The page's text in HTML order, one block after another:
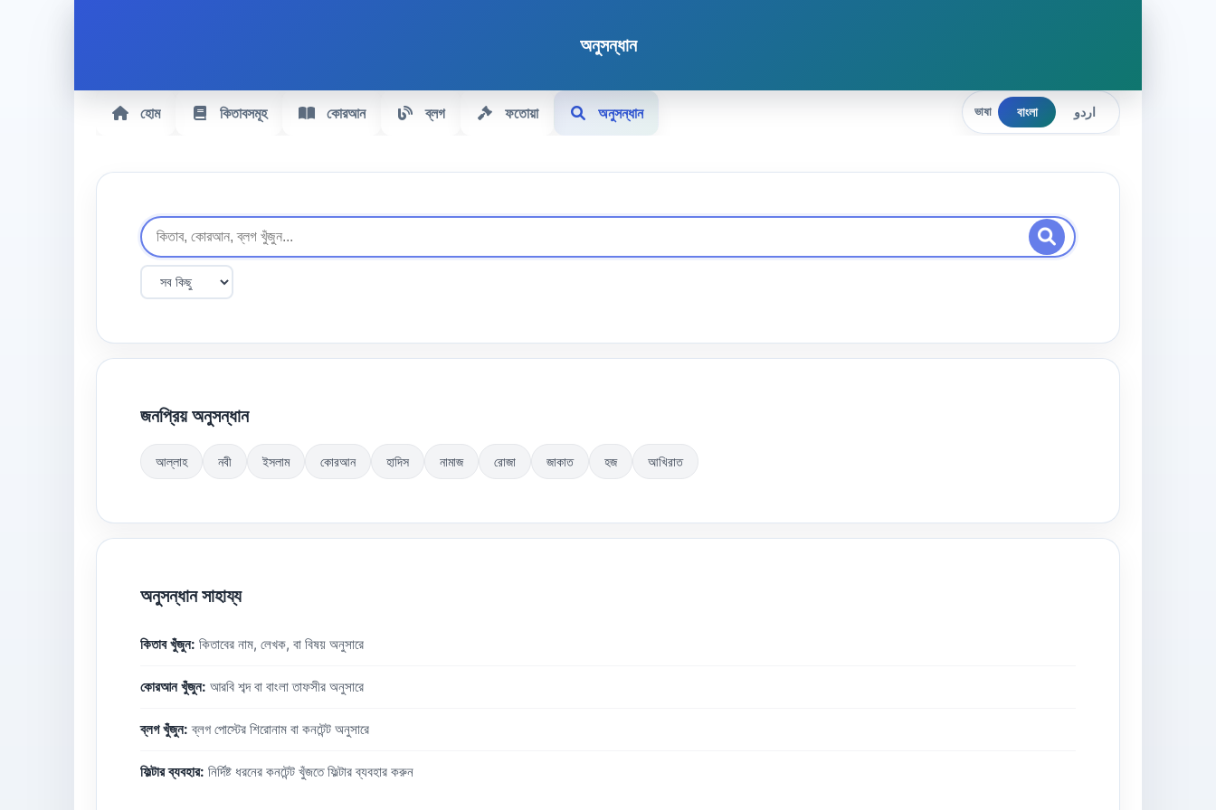
অনুসন্ধান
হোম কিতাবসমূহ কোরআন ব্লগ ফতোয়া অনুসন্ধান ভাষা বাংলা اردو
জনপ্রিয় অনুসন্ধান
আল্লাহ নবী ইসলাম কোরআন হাদিস নামাজ রোজা জাকাত হজ আখিরাত
অনুসন্ধান সাহায্য
কিতাব খুঁজুন: কিতাবের নাম, লেখক, বা বিষয় অনুসারে
কোরআন খুঁজুন: আরবি শব্দ বা বাংলা তাফসীর অনুসারে
ব্লগ খুঁজুন: ব্লগ পোস্টের শিরোনাম বা কনটেন্ট অনুসারে
ফিল্টার ব্যবহার: নির্দিষ্ট ধরনের কনটেন্ট খুঁজতে ফিল্টার ব্যবহার করুন